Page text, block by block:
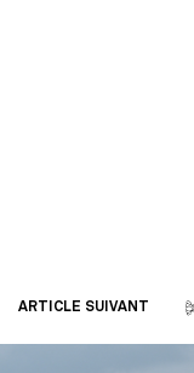
ARTICLE SUIVANT